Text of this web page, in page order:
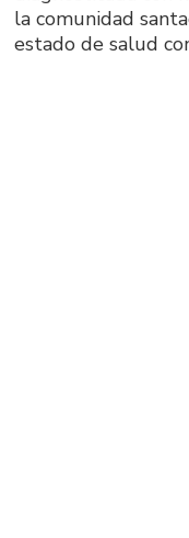
la comunidad
estado de salud